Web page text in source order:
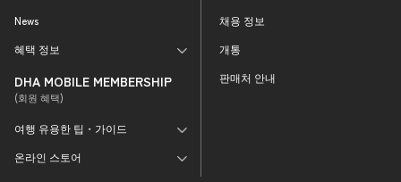
News
혜택 정보
DHA MOBILE MEMBERSHIP
(회원 혜택)
여행 유용한 팁・가이드
온라인 스토어
채용 정보
개통
판매처 안내